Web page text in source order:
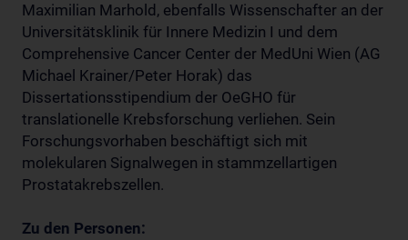
Maximilian Marhold, ebenfalls Wissenschafter an der
Universitätsklinik für Innere Medizin I und dem
Comprehensive Cancer Center der MedUni Wien (AG
Michael Krainer/Peter Horak) das
Dissertationsstipendium der OeGHO für
translationelle Krebsforschung verliehen. Sein
Forschungsvorhaben beschäftigt sich mit
molekularen Signalwegen in stammzellartigen
Prostatakrebszellen.
Zu den Personen: